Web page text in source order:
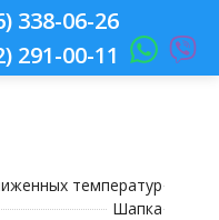
338-06-26
291-00-11
температур
Шапка